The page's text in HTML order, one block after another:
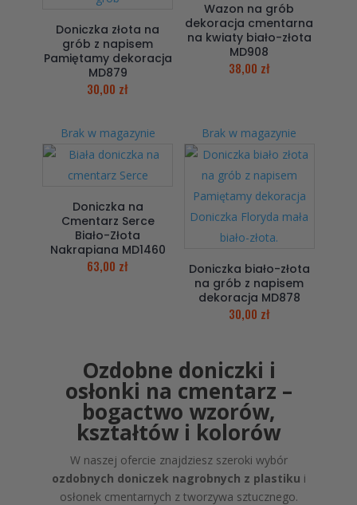
Doniczka złota na
grób z napisem
Pamiętamy dekoracja
MD879
30,00 zł
Wazon na grób
dekoracja cmentarna
na kwiaty biało-złota
MD908
38,00 zł
Brak w magazynie
Doniczka na
Cmentarz Serce
Biało-Złota
Nakrapiana MD1460
63,00 zł
Brak w magazynie
Doniczka biało-złota
na grób z napisem
dekoracja MD878
30,00 zł
Ozdobne doniczki i
osłonki na cmentarz –
bogactwo wzorów,
kształtów i kolorów
W naszej ofercie znajdziesz szeroki wybór
ozdobnych doniczek nagrobnych z plastiku i
osłonek cmentarnych z tworzywa sztucznego.